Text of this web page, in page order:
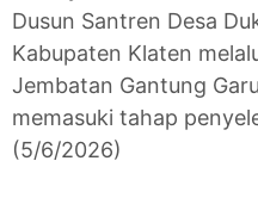
Dusun Santren Desa
Kabupaten Klaten
Jembatan Gantung
memasuki tahap
(5/6/2026)